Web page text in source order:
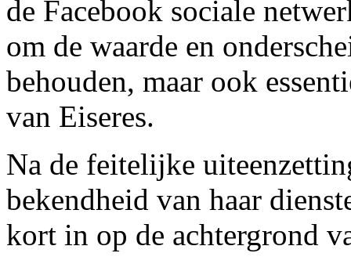
de Facebook sociale
om de waarde en
behouden, maar ook
van Eiseres.
Na de feitelijke
bekendheid van haar
kort in op de achtergrond